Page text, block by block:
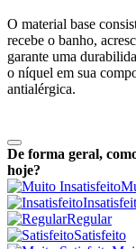
O material base
recebe o banho,
garante uma
o níquel em sua
antialérgica.
De forma geral,
hoje?
Regular
Satisfeito